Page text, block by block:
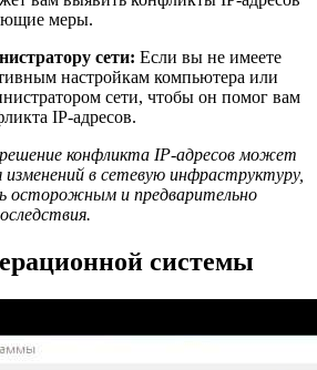
меры.
сети: Если вы не имеете
настройкам компьютера или
сети, чтобы он помог вам
IP-адресов.
конфликта IP-адресов может
в сетевую инфраструктуру,
осторожным и предварительно
системы